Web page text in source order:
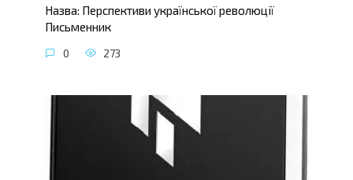
Назва: Перспективи української революції
Письменник
0 273